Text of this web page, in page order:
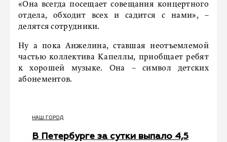
«Она всегда посещает совещания концертного
отдела, обходит всех и садится с нами», –
делятся сотрудники.
Ну а пока Анжелина, ставшая неотъемлемой
частью коллектива Капеллы, приобщает ребят
к хорошей музыке. Она – символ детских
абонементов.
НАШ ГОРОД
В Петербурге за сутки выпало 4,5